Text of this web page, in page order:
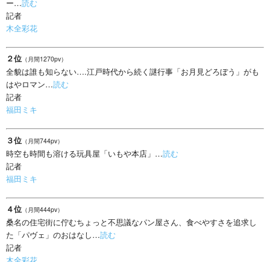
ー…読む
記者
木全彩花
２位 （月間1270pv）
全貌は誰も知らない….江戸時代から続く謎行事「お月見どろぼう」がも
はやロマン…読む
記者
福田ミキ
３位 （月間744pv）
時空も時間も溶ける玩具屋「いもや本店」…読む
記者
福田ミキ
４位 （月間444pv）
桑名の住宅街に佇むちょっと不思議なパン屋さん、食べやすさを追求し
た「パヴェ」のおはなし…読む
記者